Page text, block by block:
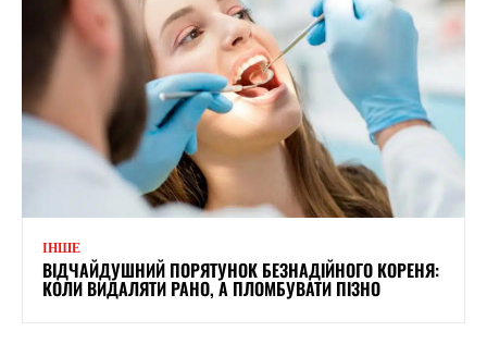
ІНШЕ
ВІДЧАЙДУШНИЙ ПОРЯТУНОК БЕЗНАДІЙНОГО КОРЕНЯ:
КОЛИ ВИДАЛЯТИ РАНО, А ПЛОМБУВАТИ ПІЗНО